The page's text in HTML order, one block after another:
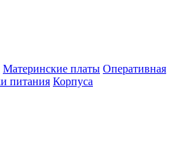
Материнские платы Оперативная
питания Корпуса